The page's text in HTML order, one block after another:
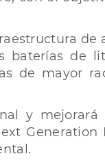
de
baterías de
de mayor
y mejorará
Generation